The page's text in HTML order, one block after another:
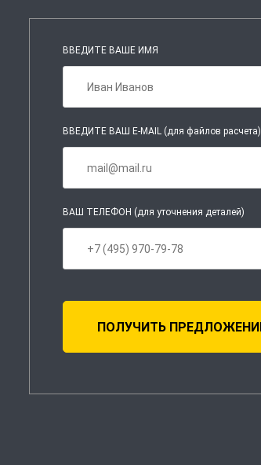
ВВЕДИТЕ ВАШЕ ИМЯ
ВВЕДИТЕ ВАШ E-MAIL (для файлов расчета)
ВАШ ТЕЛЕФОН (для уточнения деталей)